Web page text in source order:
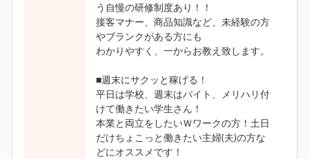
う自慢の研修制度あり！！
接客マナー、商品知識など、未経験の方
やブランクがある方にも
わかりやすく、一からお教え致します。
■週末にサクッと稼げる！
平日は学校、週末はバイト、メリハリ付
けて働きたい学生さん！
本業と両立をしたいＷワークの方！土日
だけちょこっと働きたい主婦(夫)の方な
どにオススメです！